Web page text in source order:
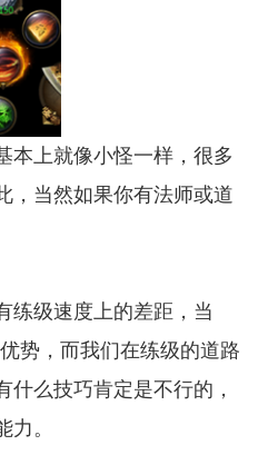
上就像小怪一样，很多
，当然如果你有法师或道
级速度上的差距，当
势，而我们在练级的道路
么技巧肯定是不行的，
。